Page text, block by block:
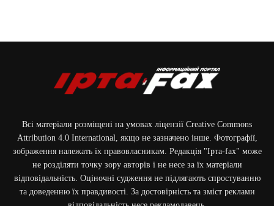
Всі матеріали розміщені на умовах ліцензії Creative Commons
Attribution 4.0 International, якщо не зазначено інше. Фотографії,
зображення належать їх правовласникам. Редакція "Ірта-fax" може
не розділяти точку зору авторів і не несе за їх матеріали
відповідальність. Оціночні судження не підлягають спростуванню
та доведенню їх правдивості. За достовірність та зміст реклами